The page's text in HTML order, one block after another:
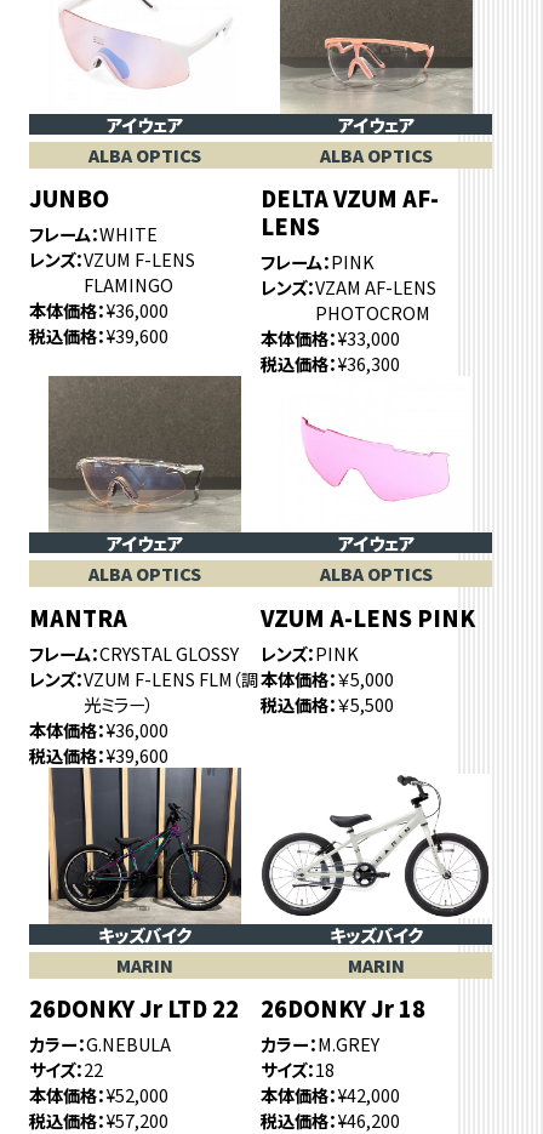
アイウェア
ALBA OPTICS
JUNBO
フレーム WHITE
レンズ VZUM F-LENS
FLAMINGO
本体価格 ¥36,000
税込価格 ¥39,600
アイウェア
ALBA OPTICS
DELTA VZUM AF-
LENS
フレーム PINK
レンズ VZAM AF-LENS
PHOTOCROM
本体価格 ¥33,000
税込価格 ¥36,300
アイウェア
ALBA OPTICS
MANTRA
フレーム CRYSTAL GLOSSY
レンズ VZUM F-LENS FLM（調
光ミラー）
本体価格 ¥36,000
税込価格 ¥39,600
アイウェア
ALBA OPTICS
VZUM A-LENS PINK
レンズ PINK
本体価格 ￥5,000
税込価格 ￥5,500
キッズバイク
MARIN
26DONKY Jr LTD 22
カラー G.NEBULA
サイズ 22
本体価格 ¥52,000
税込価格 ¥57,200
キッズバイク
MARIN
26DONKY Jr 18
カラー M.GREY
サイズ 18
本体価格 ¥42,000
税込価格 ¥46,200